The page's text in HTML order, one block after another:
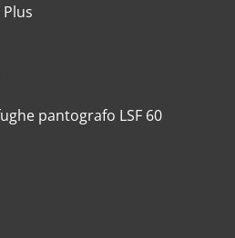
pantografo LSF 60